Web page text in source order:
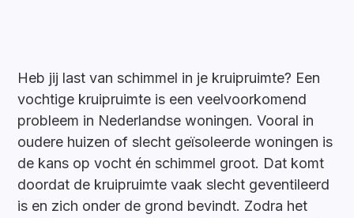
Heb jij last van schimmel in je kruipruimte? Een
vochtige kruipruimte is een veelvoorkomend
probleem in Nederlandse woningen. Vooral in
oudere huizen of slecht geïsoleerde woningen is
de kans op vocht én schimmel groot. Dat komt
doordat de kruipruimte vaak slecht geventileerd
is en zich onder de grond bevindt. Zodra het